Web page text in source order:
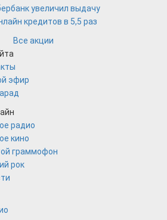
увеличил выдачу
кредитов в 5,5 раз
Все акции
эфир
радио
кино
граммофон
рок